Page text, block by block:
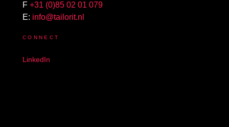
F +31 (0)85 02 01 079
E: info@tailorit.nl
CONNECT
LinkedIn